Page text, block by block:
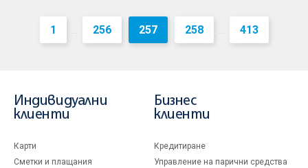
1 ... 256 257 258 ... 413
Индивидуални
клиенти
Карти
Сметки и плащания
Бизнес
клиенти
Кредитиране
Управление на парични средства